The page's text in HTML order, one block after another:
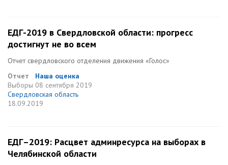
ЕДГ-2019 в Свердловской области: прогресс
достигнут не во всем
Отчет свердловского отделения движения «Голос»
Отчет
Наша оценка
Выборы 08 сентября 2019
Свердловская область
18.09.2019
ЕДГ–2019: Расцвет админресурса на выборах в
Челябинской области